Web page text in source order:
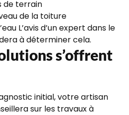
de terrain
de la toiture
L’avis d’un expert dans le
à déterminer cela.
s’offrent
initial, votre artisan
sur les travaux à